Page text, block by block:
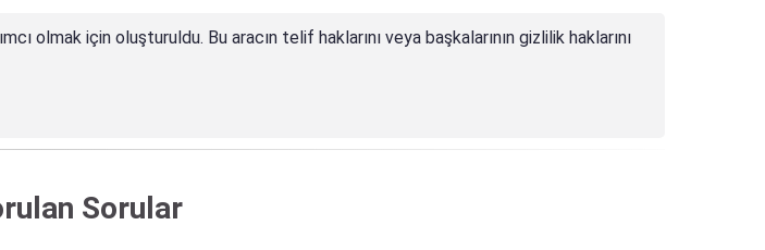
olmak için oluşturuldu. Bu aracın telif haklarını veya başkalarının gizlilik haklarını
Sorular